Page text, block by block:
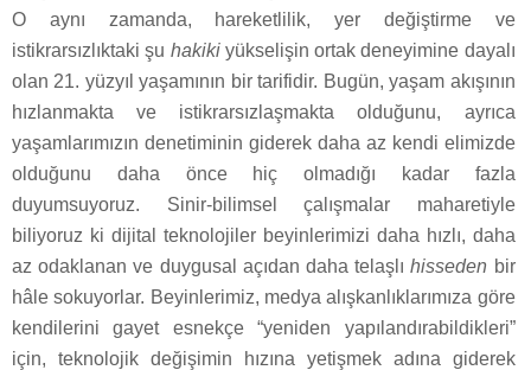
O aynı zamanda, hareketlilik, yer değiştirme ve
istikrarsızlıktaki şu hakikiyükselişin ortak deneyimine dayalı
olan 21. yüzyıl yaşamının bir tarifidir. Bugün, yaşam akışının
hızlanmakta ve istikrarsızlaşmakta olduğunu, ayrıca
yaşamlarımızın denetiminin giderek daha az kendi elimizde
olduğunu daha önce hiç olmadığı kadar fazla
duyumsuyoruz. Sinir-bilimsel çalışmalar maharetiyle
biliyoruz ki dijital teknolojiler beyinlerimizi daha hızlı, daha
az odaklanan ve duygusal açıdan daha telaşlıhisseden bir
hâle sokuyorlar. Beyinlerimiz, medya alışkanlıklarımıza göre
kendilerini gayet esnekçe “yeniden yapılandırabildikleri”
için, teknolojik değişimin hızına yetişmek adına giderek